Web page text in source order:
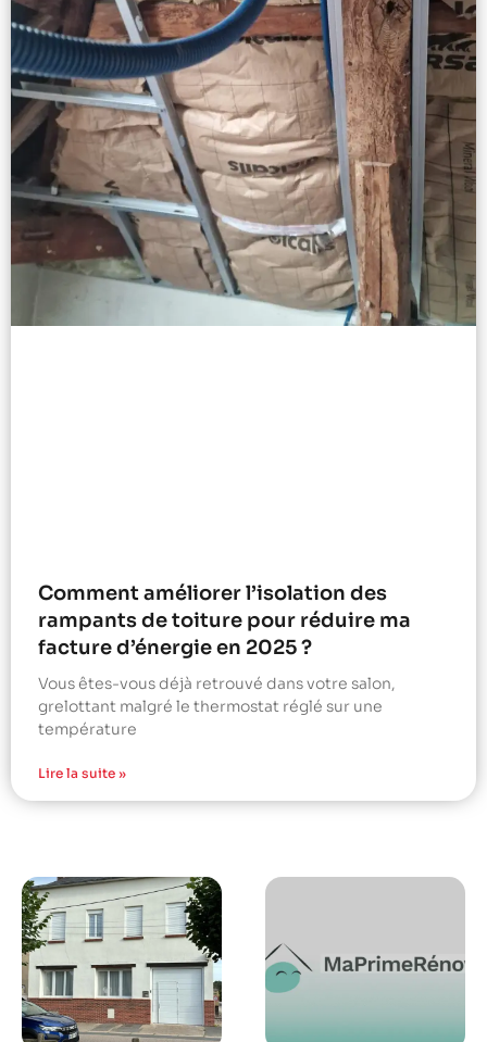
Comment améliorer l’isolation des
rampants de toiture pour réduire ma
facture d’énergie en 2025 ?
Vous êtes-vous déjà retrouvé dans votre salon,
grelottant malgré le thermostat réglé sur une
température
Lire la suite »